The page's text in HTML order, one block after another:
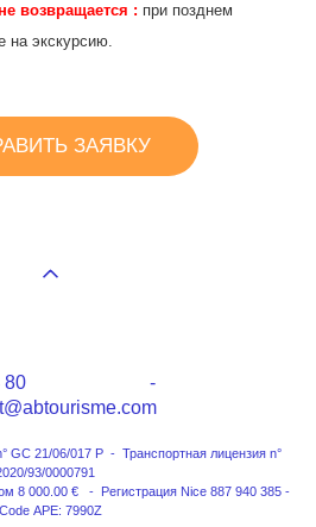
возвращается : при позднем
на экскурсию.
ЗАЯВКУ
50 14 80 -
GC 21/06/017 P - Транспортная лицензия n°
93/0000791
8 000.00 € - Регистрация Nice 887 940 385 -
Code APE: 7990Z